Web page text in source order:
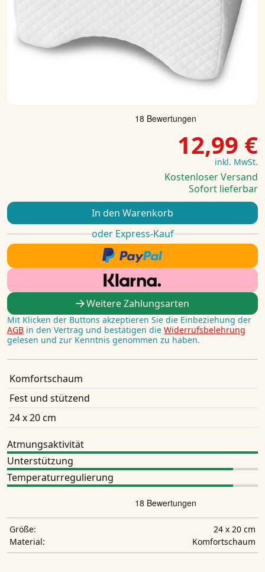
12,99 €
inkl. MwSt.
Kostenloser Versand
Sofort lieferbar
In den Warenkorb
oder Express-Kauf
Weitere Zahlungsarten
Mit Klicken der Buttons akzeptieren Sie die Einbeziehung der
AGB in den Vertrag und bestätigen die Widerrufsbelehrung
gelesen und zur Kenntnis genommen zu haben.
Komfortschaum
Fest und stützend
24 x 20 cm
Atmungsaktivität
Unterstützung
Temperaturregulierung
Größe:
24 x 20 cm
Material:
Komfortschaum